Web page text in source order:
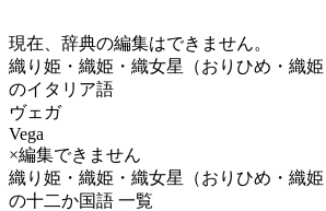
現在、辞典の編集はできません。
織り姫・織姫・織女星（おりひめ・織姫
のイタリア語
ヴェガ
Vega
×編集できません
織り姫・織姫・織女星（おりひめ・織姫
の十二か国語 一覧